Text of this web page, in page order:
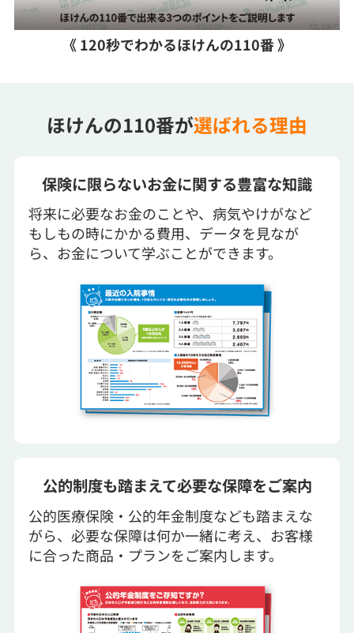
《 120秒でわかるほけんの110番 》
ほけんの110番が選ばれる理由
将来に必要なお金のことや、病気やけがなど
もしもの時にかかる費用、データを見なが
ら、お金について学ぶことができます。
保険に限らないお金に関する豊富な知識
公的医療保険・公的年金制度なども踏まえな
がら、必要な保障は何か一緒に考え、お客様
に合った商品・プランをご案内します。
公的制度も踏まえて必要な保障をご案内